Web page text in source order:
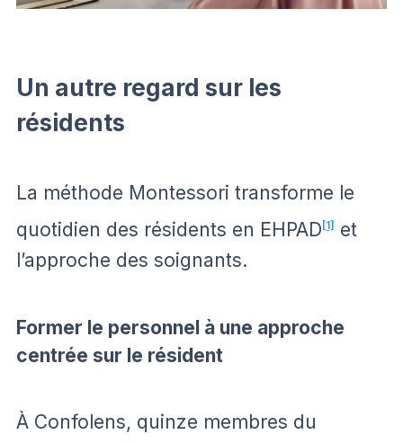
Un autre regard sur les
résidents
La méthode Montessori transforme le
quotidien des résidents en EHPAD[1] et
l’approche des soignants.
Former le personnel à une approche
centrée sur le résident
À Confolens, quinze membres du